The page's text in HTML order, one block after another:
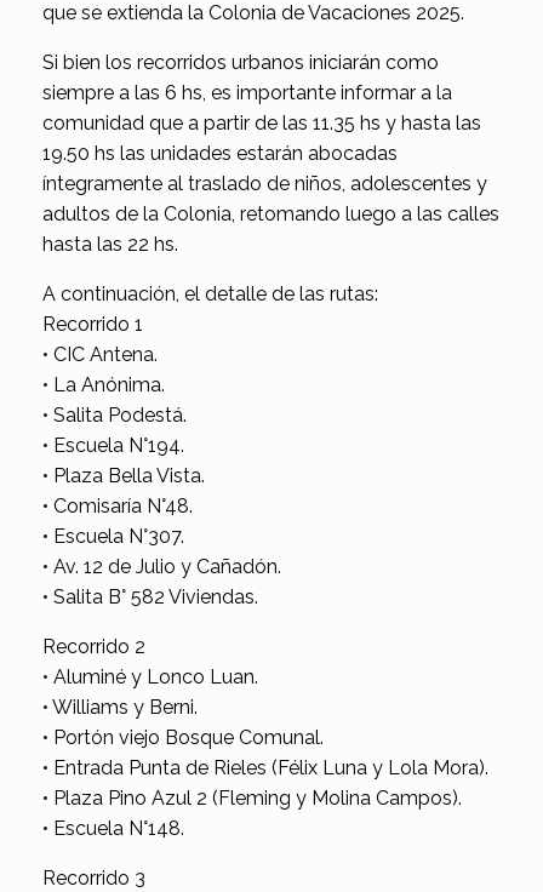
que se extienda la Colonia de Vacaciones 2025.
Si bien los recorridos urbanos iniciarán como
siempre a las 6 hs, es importante informar a la
comunidad que a partir de las 11.35 hs y hasta las
19.50 hs las unidades estarán abocadas
íntegramente al traslado de niños, adolescentes y
adultos de la Colonia, retomando luego a las calles
hasta las 22 hs.
A continuación, el detalle de las rutas:
Recorrido 1
• CIC Antena.
• La Anónima.
• Salita Podestá.
• Escuela N°194.
• Plaza Bella Vista.
• Comisaría N°48.
• Escuela N°307.
• Av. 12 de Julio y Cañadón.
• Salita B° 582 Viviendas.
Recorrido 2
• Aluminé y Lonco Luan.
• Williams y Berni.
• Portón viejo Bosque Comunal.
• Entrada Punta de Rieles (Félix Luna y Lola Mora).
• Plaza Pino Azul 2 (Fleming y Molina Campos).
• Escuela N°148.
Recorrido 3